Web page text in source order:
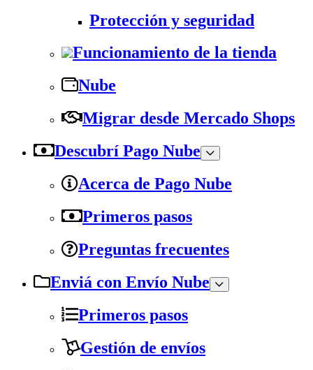
Protección y seguridad
Funcionamiento de la tienda
Nube
Migrar desde Mercado Shops
Descubrí Pago Nube
Acerca de Pago Nube
Primeros pasos
Preguntas frecuentes
Enviá con Envío Nube
Primeros pasos
Gestión de envíos